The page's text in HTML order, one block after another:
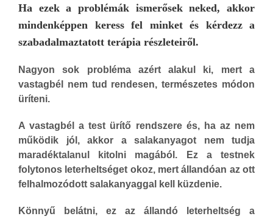
Ha ezek a problémák ismerősek neked, akkor
mindenképpen keress fel minket és kérdezz a
szabadalmaztatott terápia részleteiről.
Nagyon sok probléma azért alakul ki, mert a
vastagbél nem tud rendesen, természetes módon
üríteni.
A vastagbél a test ürítő rendszere és, ha az nem
működik jól, akkor a salakanyagot nem tudja
maradéktalanul kitolni magából. Ez a testnek
folytonos leterheltséget okoz, mert állandóan az ott
felhalmozódott salakanyaggal kell küzdenie.
Könnyű belátni, ez az állandó leterheltség a